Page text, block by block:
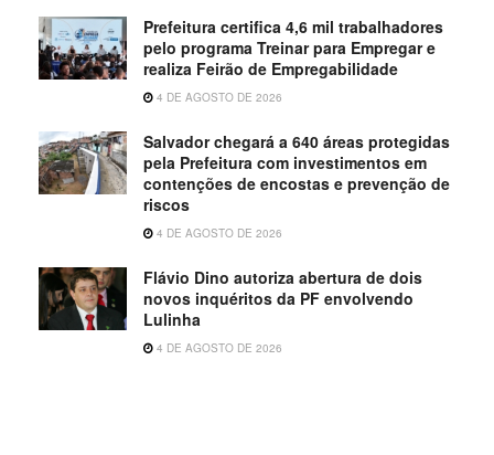
Prefeitura certifica 4,6 mil trabalhadores
pelo programa Treinar para Empregar e
realiza Feirão de Empregabilidade
4 DE AGOSTO DE 2026
Salvador chegará a 640 áreas protegidas
pela Prefeitura com investimentos em
contenções de encostas e prevenção de
riscos
4 DE AGOSTO DE 2026
Flávio Dino autoriza abertura de dois
novos inquéritos da PF envolvendo
Lulinha
4 DE AGOSTO DE 2026